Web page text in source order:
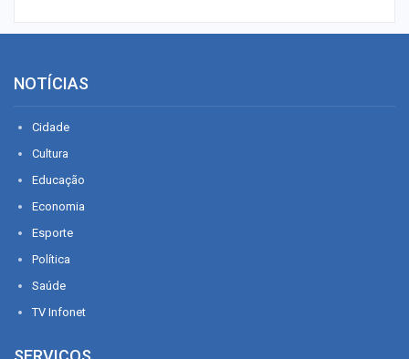
NOTÍCIAS
Cidade
Cultura
Educação
Economia
Esporte
Política
Saúde
TV Infonet